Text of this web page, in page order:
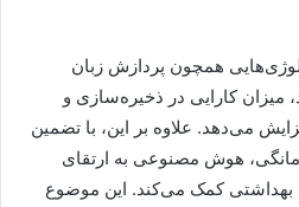
همچون پردازش زبان
کارایی در ذخیره‌سازی و
می‌دهد. علاوه بر این، با تضمین
هوش مصنوعی به ارتقای
کمک می‌کند. این موضوع